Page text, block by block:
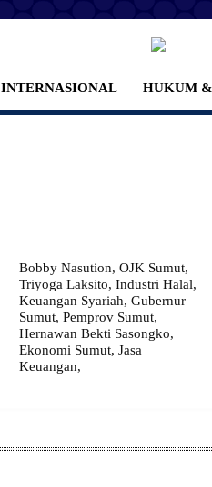
INTERNASIONAL HUKUM
Bobby Nasution, OJK Sumut,
Triyoga Laksito, Industri Halal,
Keuangan Syariah, Gubernur
Sumut, Pemprov Sumut,
Hernawan Bekti Sasongko,
Ekonomi Sumut, Jasa
Keuangan,